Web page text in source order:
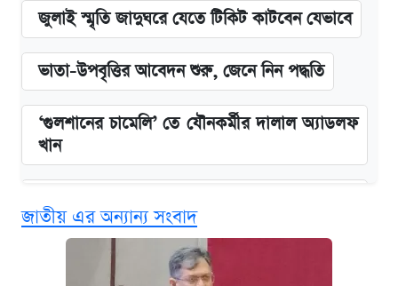
জুলাই স্মৃতি জাদুঘরে যেতে টিকিট কাটবেন যেভাবে
ভাতা-উপবৃত্তির আবেদন শুরু, জেনে নিন পদ্ধতি
‘গুলশানের চামেলি’ তে যৌনকর্মীর দালাল অ্যাডলফ
খান
দাম ও ফিচার
কবে শুরু হচ্ছে ঢাবির ভর্তি আবেদন, জানাল কর্তৃপক্ষ
জাতীয় এর অন্যান্য সংবাদ